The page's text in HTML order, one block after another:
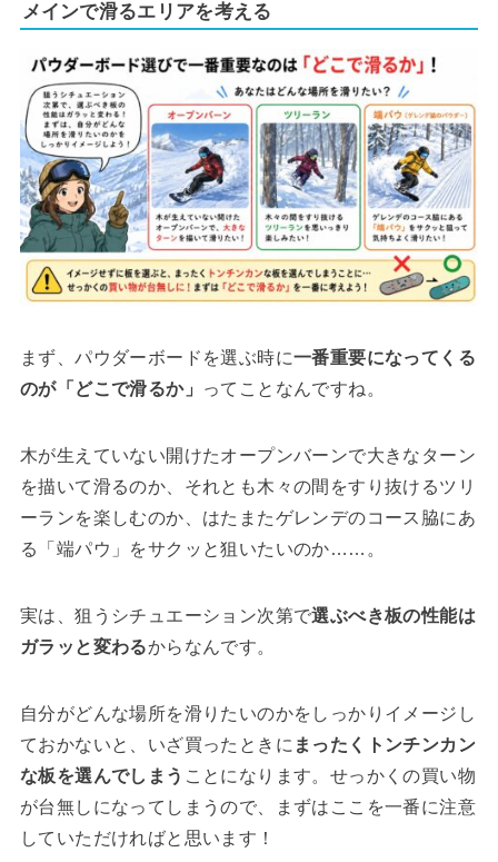
メインで滑るエリアを考える
まず、パウダーボードを選ぶ時に一番重要になってくる
のが「どこで滑るか」
ってことなんですね。
木が生えていない開けたオープンバーンで大きなターン
を描いて滑るのか、それとも木々の間をすり抜けるツリ
ーランを楽しむのか、はたまたゲレンデのコース脇にあ
る「端パウ」をサクッと狙いたいのか……。
実は、狙うシチュエーション次第で選ぶべき板の性能は
ガラッと変わるからなんです。
自分がどんな場所を滑りたいのかをしっかりイメージし
ておかないと、いざ買ったときに まったくトンチンカン
な板を選んでしまう ことになります。せっかくの買い物
が台無しになってしまうので、まずはここを一番に注意
していただければと思います！